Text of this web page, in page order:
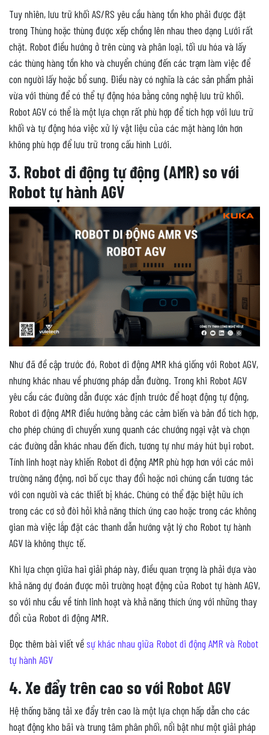
Tuy nhiên, lưu trữ khối AS/RS yêu cầu hàng tồn kho phải được đặt
trong Thùng hoặc thùng được xếp chồng lên nhau theo dạng Lưới rất
chặt. Robot điều hướng ở trên cùng và phân loại, tối ưu hóa và lấy
các thùng hàng tồn kho và chuyển chúng đến các trạm làm việc để
con người lấy hoặc bổ sung. Điều này có nghĩa là các sản phẩm phải
vừa với thùng để có thể tự động hóa bằng công nghệ lưu trữ khối.
Robot AGV có thể là một lựa chọn rất phù hợp để tích hợp với lưu trữ
khối và tự động hóa việc xử lý vật liệu của các mặt hàng lớn hơn
không phù hợp để lưu trữ trong cấu hình Lưới.
3. Robot di động tự động (AMR) so với
Robot tự hành AGV
Như đã đề cập trước đó, Robot di động AMR khá giống với Robot AGV,
nhưng khác nhau về phương pháp dẫn đường. Trong khi Robot AGV
yêu cầu các đường dẫn được xác định trước để hoạt động tự động,
Robot di động AMR điều hướng bằng các cảm biến và bản đồ tích hợp,
cho phép chúng di chuyển xung quanh các chướng ngại vật và chọn
các đường dẫn khác nhau đến đích, tương tự như máy hút bụi robot.
Tính linh hoạt này khiến Robot di động AMR phù hợp hơn với các môi
trường năng động, nơi bố cục thay đổi hoặc nơi chúng cần tương tác
với con người và các thiết bị khác. Chúng có thể đặc biệt hữu ích
trong các cơ sở đòi hỏi khả năng thích ứng cao hoặc trong các không
gian mà việc lắp đặt các thanh dẫn hướng vật lý cho Robot tự hành
AGV là không thực tế.
Khi lựa chọn giữa hai giải pháp này, điều quan trọng là phải dựa vào
khả năng dự đoán được môi trường hoạt động của Robot tự hành AGV,
so với nhu cầu về tính linh hoạt và khả năng thích ứng với những thay
đổi của Robot di động AMR.
Đọc thêm bài viết vềsự khác nhau giữa Robot di động AMR và Robot
tự hành AGV
4. Xe đẩy trên cao so với Robot AGV
Hệ thống băng tải xe đẩy trên cao là một lựa chọn hấp dẫn cho các
hoạt động kho bãi và trung tâm phân phối, nổi bật như một giải pháp